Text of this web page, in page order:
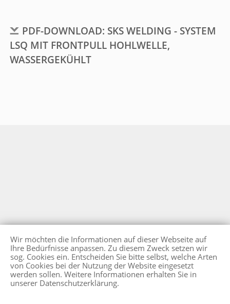
PDF-DOWNLOAD: SKS WELDING - SYSTEM
LSQ MIT FRONTPULL HOHLWELLE,
WASSERGEKÜHLT
Wir möchten die Informationen auf dieser Webseite auf
Ihre Bedürfnisse anpassen. Zu diesem Zweck setzen wir
sog. Cookies ein. Entscheiden Sie bitte selbst, welche Arten
von Cookies bei der Nutzung der Website eingesetzt
werden sollen. Weitere Informationen erhalten Sie in
unserer Datenschutzerklärung.